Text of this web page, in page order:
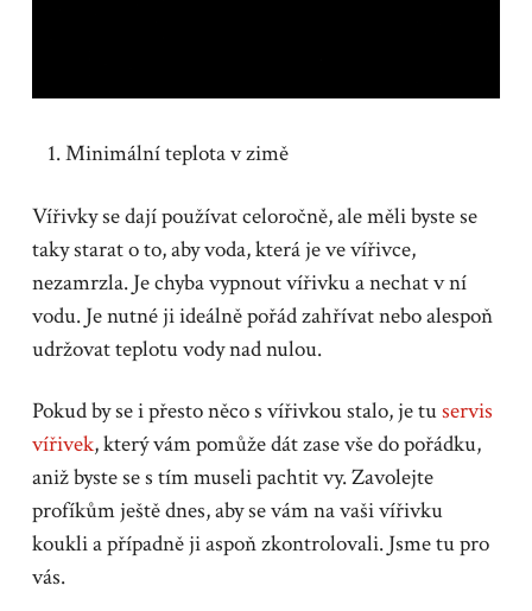
Minimální teplota v zimě
Vířivky se dají používat celoročně, ale měli byste se
taky starat o to, aby voda, která je ve vířivce,
nezamrzla. Je chyba vypnout vířivku a nechat v ní
vodu. Je nutné ji ideálně pořád zahřívat nebo alespoň
udržovat teplotu vody nad nulou.
Pokud by se i přesto něco s vířivkou stalo, je tuservis
vířivek, který vám pomůže dát zase vše do pořádku,
aniž byste se s tím museli pachtit vy. Zavolejte
profíkům ještě dnes, aby se vám na vaši vířivku
koukli a případně ji aspoň zkontrolovali. Jsme tu pro
vás.